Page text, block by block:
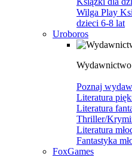
Wilga Play
dzieci 6-8 lat
Uroboros
Poznaj
Literatura
Literatura
Thriller/
Literatura
Fantastyka
FoxGames